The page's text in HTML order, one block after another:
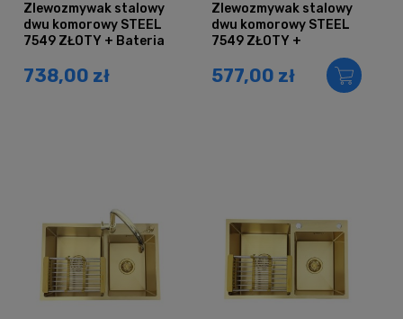
Zlewozmywak stalowy
dwu komorowy STEEL
7549 ZŁOTY + Bateria
738,00 zł
Zlewozmywak stalowy
dwu komorowy STEEL
7549 ZŁOTY +
577,00 zł